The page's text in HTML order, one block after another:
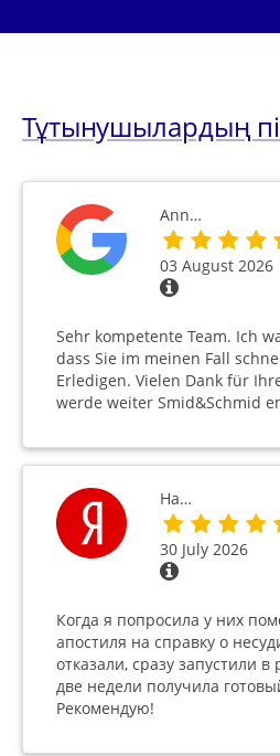
Тұтынушылардың
Ann…
03 August 2026
Sehr kompetente Team. Ich
dass Sie im meinen Fall
Erledigen. Vielen Dank für
werde weiter Smid&Schmid
На…
30 July 2026
Когда я попросила у них
апостиля на справку о
отказали, сразу запустили в
две недели получила
Рекомендую!